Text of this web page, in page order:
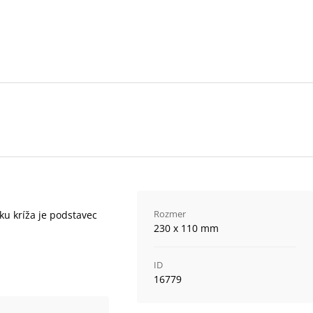
kríža je podstavec Rozmer
230 x 110 mm
ID
16779